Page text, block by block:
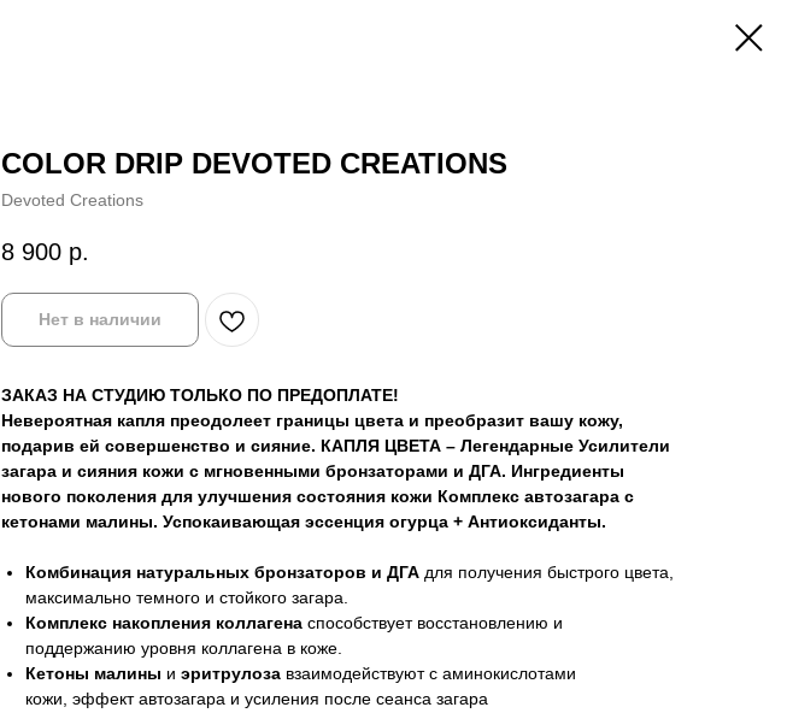
COLOR DRIP DEVOTED CREATIONS
Devoted Creations
8 900 р.
Нет в наличии
ЗАКАЗ НА СТУДИЮ ТОЛЬКО ПО ПРЕДОПЛАТЕ!
Невероятная капля преодолеет границы цвета и преобразит вашу кожу,
подарив ей совершенство и сияние. КАПЛЯ ЦВЕТА – Легендарные Усилители
загара и сияния кожи с мгновенными бронзаторами и ДГА. Ингредиенты
нового поколения для улучшения состояния кожи Комплекс автозагара с
кетонами малины. Успокаивающая эссенция огурца + Антиоксиданты.
Комбинация натуральных бронзаторов и ДГА для получения быстрого цвета,
максимально темного и стойкого загара.
Комплекс накопления коллагена способствует восстановлению и
поддержанию уровня коллагена в коже.
Кетоны малины и эритрулоза взаимодействуют с аминокислотами
кожи, эффект автозагара и усиления после сеанса загара